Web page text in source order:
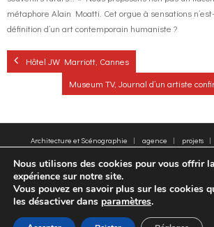
métaphore Alain Moatti. Cet orgue à sensations
définition d’un art contemporain humaniste ?
Hôtel JW Marriott, Cannes
Museum TV, Journal d’un artiste
Architecture et Scénographie agence projets
© 2005-2025 - Moatti Rivière, 22 Rue de Paradis, 75010
reproduction interdite - All rights reserved,
Nous utilisons des cookies pour vous offrir
expérience sur notre site.
Vous pouvez en savoir plus sur les cookies
les désactiver dans paramètres.
FR EN